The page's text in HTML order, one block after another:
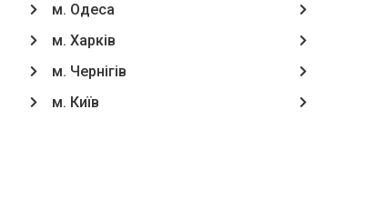
м. Одеса
м. Харків
м. Чернігів
м. Київ